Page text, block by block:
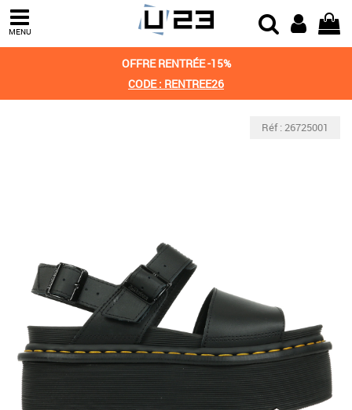
MENU
OFFRE RENTRÉE -15%
CODE : RENTREE26
Réf : 26725001